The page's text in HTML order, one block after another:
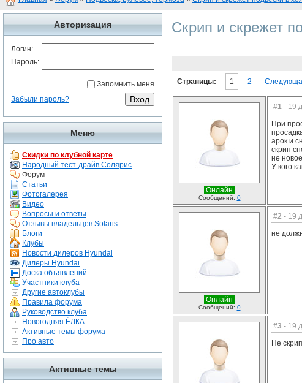
Авторизация
Логин:
Пароль:
Запомнить меня
Забыли пароль?
Меню
Скидки по клубной карте
Народный тест-драйв Солярис
Форум
Статьи
Фотогалерея
Видео
Вопросы и ответы
Отзывы владельцев Solaris
Блоги
Клубы
Новости дилеров Hyundai
Дилеры Hyundai
Доска объявлений
Участники клуба
Другие автоклубы
Правила форума
Руководство клуба
Новогодняя ЁЛКА
Активные темы форума
Про авто
Активные темы
Скрип и скрежет
Страницы: 1 2
Онлайн
Сообщений: 0
#1 - 19
При
арок и
скрип
не
У кого
Онлайн
Сообщений: 0
#2 - 19
не
#3 - 19
Не